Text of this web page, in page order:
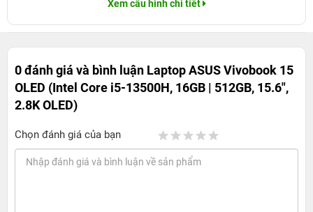
Xem cấu hình chi tiết
0 đánh giá và bình luận Laptop ASUS Vivobook 15
OLED (Intel Core i5-13500H, 16GB | 512GB, 15.6",
2.8K OLED)
Chọn đánh giá của bạn